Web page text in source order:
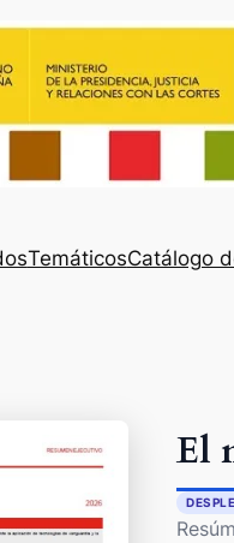
TemáticosCatálogo
El